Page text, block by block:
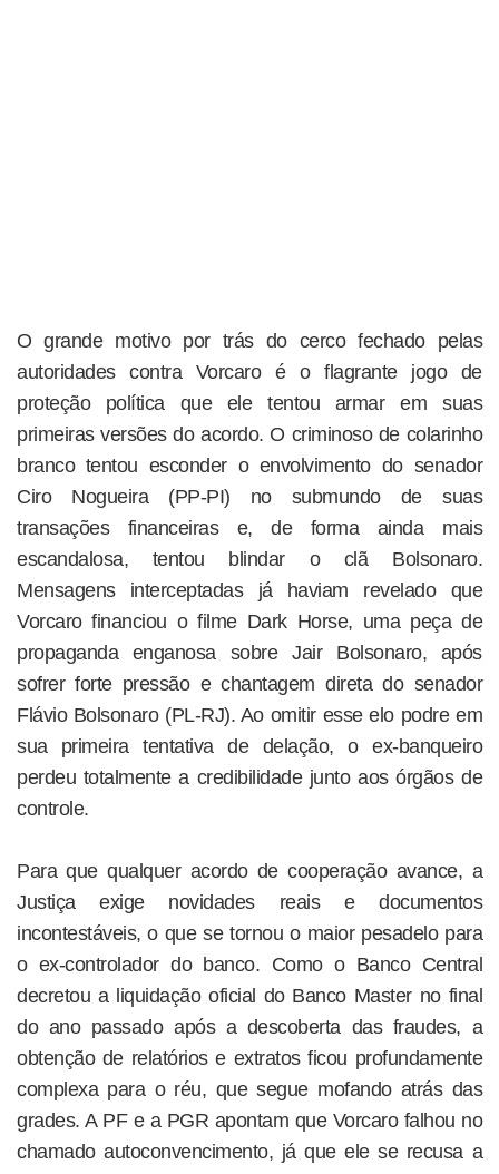
O grande motivo por trás do cerco fechado pelas
autoridades contra Vorcaro é o flagrante jogo de
proteção política que ele tentou armar em suas
primeiras versões do acordo. O criminoso de colarinho
branco tentou esconder o envolvimento do senador
Ciro Nogueira (PP-PI) no submundo de suas
transações financeiras e, de forma ainda mais
escandalosa, tentou blindar o clã Bolsonaro.
Mensagens interceptadas já haviam revelado que
Vorcaro financiou o filme Dark Horse, uma peça de
propaganda enganosa sobre Jair Bolsonaro, após
sofrer forte pressão e chantagem direta do senador
Flávio Bolsonaro (PL-RJ). Ao omitir esse elo podre em
sua primeira tentativa de delação, o ex-banqueiro
perdeu totalmente a credibilidade junto aos órgãos de
controle.
Para que qualquer acordo de cooperação avance, a
Justiça exige novidades reais e documentos
incontestáveis, o que se tornou o maior pesadelo para
o ex-controlador do banco. Como o Banco Central
decretou a liquidação oficial do Banco Master no final
do ano passado após a descoberta das fraudes, a
obtenção de relatórios e extratos ficou profundamente
complexa para o réu, que segue mofando atrás das
grades. A PF e a PGR apontam que Vorcaro falhou no
chamado autoconvencimento, já que ele se recusa a